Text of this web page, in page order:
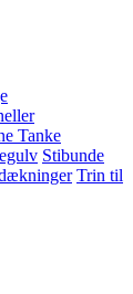
Tanke
Stibunde
Trin til